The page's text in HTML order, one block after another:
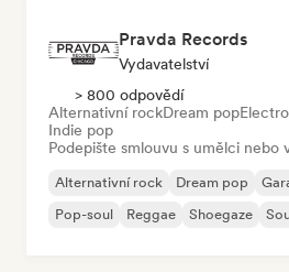
Pravda Records
Vydavatelství
> 800 odpovědí
Alternativní rockDream pop
Indie pop
Podepište smlouvu s umělci nebo
Alternativní rock Dream pop
Pop-soul
Reggae Shoegaze